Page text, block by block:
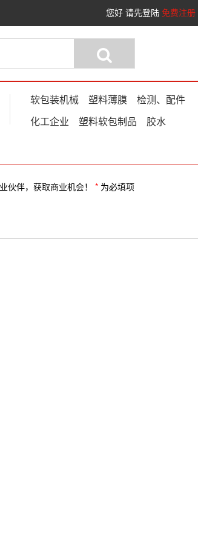
您好 请先登陆 免费注册
软包装机械 塑料薄膜
检测、配件
化工企业
塑料软包制品
胶水
伙伴，获取商业机会！ * 为必填项